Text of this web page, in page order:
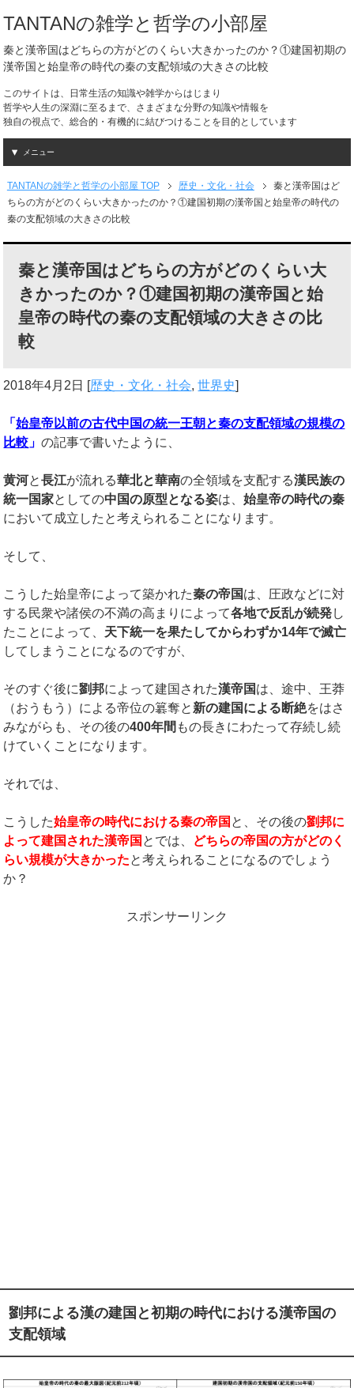
TANTANの雑学と哲学の小部屋
秦と漢帝国はどちらの方がどのくらい大きかったのか？①建国初期の
漢帝国と始皇帝の時代の秦の支配領域の大きさの比較
このサイトは、日常生活の知識や雑学からはじまり
哲学や人生の深淵に至るまで、さまざまな分野の知識や情報を
独自の視点で、総合的・有機的に結びつけることを目的としています
メニュー
TANTANの雑学と哲学の小部屋 TOP 歴史・文化・社会
秦と漢帝国はど
ちらの方がどのくらい大きかったのか？①建国初期の漢帝国と始皇帝の時代の
秦の支配領域の大きさの比較
秦と漢帝国はどちらの方がどのくらい大
きかったのか？①建国初期の漢帝国と始
皇帝の時代の秦の支配領域の大きさの比
較
2018年4月2日 [歴史・文化・社会,世界史]
「始皇帝以前の古代中国の統一王朝と秦の支配領域の規模の
比較 」の記事で書いたように、
黄河と長江が流れる華北と華南の全領域を支配する漢民族の
統一国家としての中国の原型となる姿は、始皇帝の時代の秦
において成立したと考えられることになります。
そして、
こうした始皇帝によって築かれた秦の帝国は、圧政などに対
する民衆や諸侯の不満の高まりによって各地で反乱が続発し
たことによって、 天下統一を果たしてからわずか14年で滅亡
してしまうことになるのですが、
そのすぐ後に劉邦によって建国された漢帝国は、途中、王莽
（おうもう）による帝位の簒奪と 新の建国による断絶をはさ
みながらも、その後の400年間 もの長きにわたって存続し続
けていくことになります。
それでは、
こうした始皇帝の時代における秦の帝国 と、その後の劉邦に
よって建国された漢帝国 とでは、 どちらの帝国の方がどのく
らい規模が大きかったと考えられることになるのでしょう
か？
スポンサーリンク
劉邦による漢の建国と初期の時代における漢帝国の
支配領域